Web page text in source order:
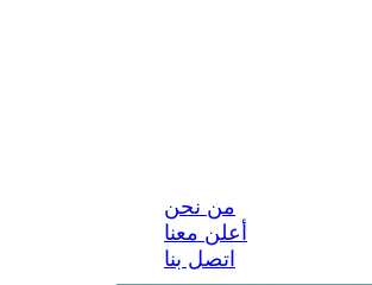
من نحن
أعلن معنا
اتصل بنا